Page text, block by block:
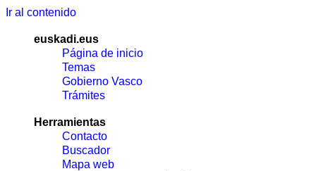
Ir al contenido
euskadi.eus
Página de inicio
Temas
Gobierno Vasco
Trámites
Herramientas
Contacto
Buscador
Mapa web